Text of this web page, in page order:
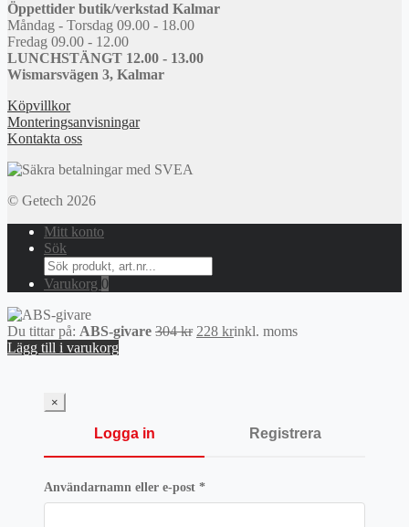
Öppettider butik/verkstad Kalmar
Måndag - Torsdag 09.00 - 18.00
Fredag 09.00 - 12.00
LUNCHSTÄNGT 12.00 - 13.00
Wismarsvägen 3, Kalmar
Köpvillkor
Monteringsanvisningar
Kontakta oss
© Getech 2026
Mitt konto
Sök
Search
for:
Varukorg 0
Du tittar på: ABS-givare 304kr Det
228 krDet
inkl. moms
Lägg till i varukorg
×
Logga in Registrera
Användarnamn eller e-post *Obligatoriskt